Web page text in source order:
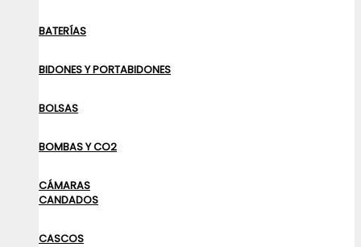
BATERÍAS
BIDONES Y PORTABIDONES
BOLSAS
BOMBAS Y CO2
CÁMARAS
CANDADOS
CASCOS